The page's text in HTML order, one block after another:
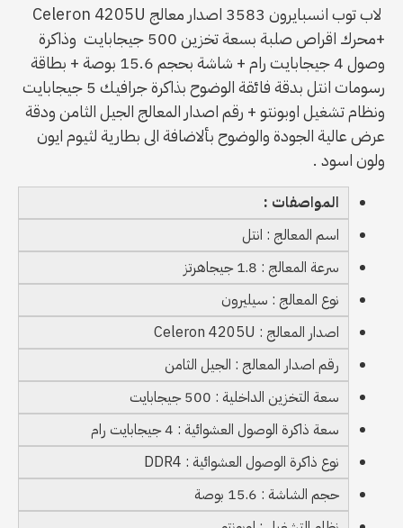
لاب توب انسبايرون 3583 اصدار معالج Celeron 4205U
+محرك اقراص صلبة بسعة تخزين 500 جيجابايت وذاكرة
وصول 4 جيجابايت رام + شاشة بحجم 15.6 بوصة + بطاقة
رسومات انتل بدقة فائقة الوضوح بذاكرة جرافيك 5 جيجابايت
ونظام تشغيل اوبونتو + رقم اصدار المعالج الجيل الثامن ودقة
عرض عالية الجودة والوضوح بألاضافة الى بطارية لثيوم ايون
ولون اسود .
المواصفات :
اسم المعالج : انتل
سرعة المعالج : 1.8 جيجاهرتز
نوع المعالج : سيليرون
اصدار المعالج : Celeron 4205U
رقم اصدار المعالج : الجيل الثامن
سعة التخزين الداخلية : 500 جيجابايت
سعة ذاكرة الوصول العشوائية : 4 جيجابايت رام
نوع ذاكرة الوصول العشوائية : DDR4
حجم الشاشة : 15.6 بوصة